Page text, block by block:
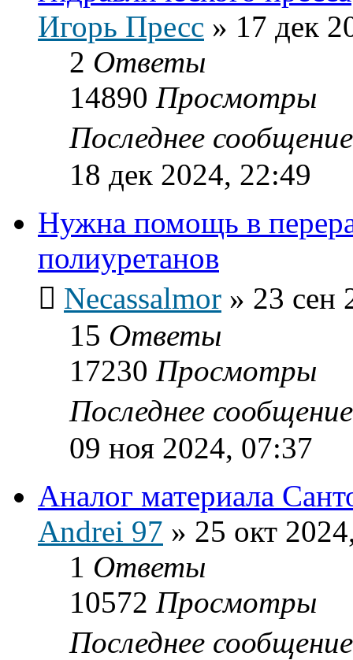
Игорь Пресс » 17 дек
2 Ответы
14890 Просмотры
Последнее
18 дек 2024, 22:49
Нужна помощь в
полиуретанов
Necassalmor » 23 сен
15 Ответы
17230 Просмотры
Последнее
09 ноя 2024, 07:37
Аналог материала
Andrei 97 » 25 окт
1 Ответы
10572 Просмотры
Последнее